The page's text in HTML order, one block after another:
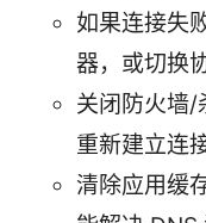
如果连接失
器，或切换
关闭防火墙/
重新建立连接
清除应用缓